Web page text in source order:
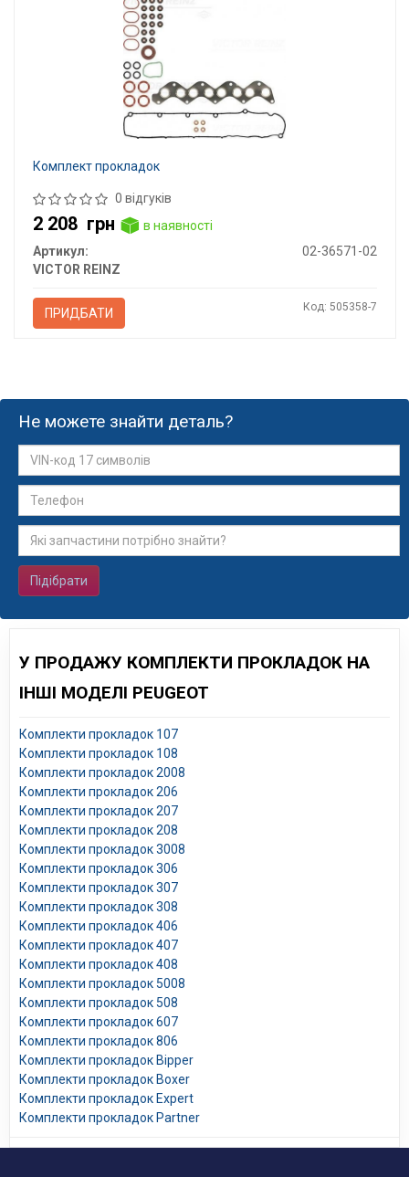
Комплект прокладок
0 відгуків
2 208 грн
в наявності
Артикул:
02-36571-02
VICTOR REINZ
ПРИДБАТИ Код: 505358-7
Не можете знайти деталь?
Підібрати
У ПРОДАЖУ КОМПЛЕКТИ ПРОКЛАДОК НА
ІНШІ МОДЕЛІ PEUGEOT
Комплекти прокладок 107
Комплекти прокладок 108
Комплекти прокладок 2008
Комплекти прокладок 206
Комплекти прокладок 207
Комплекти прокладок 208
Комплекти прокладок 3008
Комплекти прокладок 306
Комплекти прокладок 307
Комплекти прокладок 308
Комплекти прокладок 406
Комплекти прокладок 407
Комплекти прокладок 408
Комплекти прокладок 5008
Комплекти прокладок 508
Комплекти прокладок 607
Комплекти прокладок 806
Комплекти прокладок Bipper
Комплекти прокладок Boxer
Комплекти прокладок Expert
Комплекти прокладок Partner